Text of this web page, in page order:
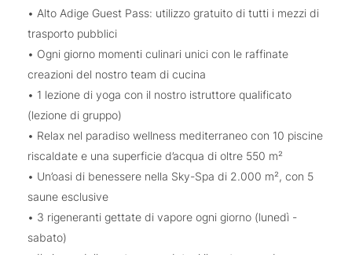
• Alto Adige Guest Pass: utilizzo gratuito di tutti i mezzi di
trasporto pubblici
• Ogni giorno momenti culinari unici con le raffinate
creazioni del nostro team di cucina
• 1 lezione di yoga con il nostro istruttore qualificato
(lezione di gruppo)
• Relax nel paradiso wellness mediterraneo con 10 piscine
riscaldate e una superficie d’acqua di oltre 550 m²
• Un’oasi di benessere nella Sky-Spa di 2.000 m², con 5
saune esclusive
• 3 rigeneranti gettate di vapore ogni giorno (lunedì -
sabato)